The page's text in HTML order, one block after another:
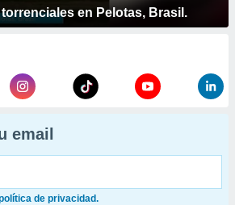
en Pelotas, Brasil.
email
de privacidad.